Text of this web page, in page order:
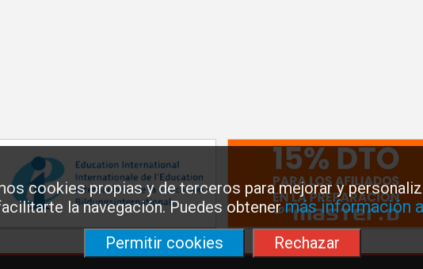
cookies propias y de terceros para mejorar y
la navegación. Puedes obtenermás información
Permitir cookies
Rechazar